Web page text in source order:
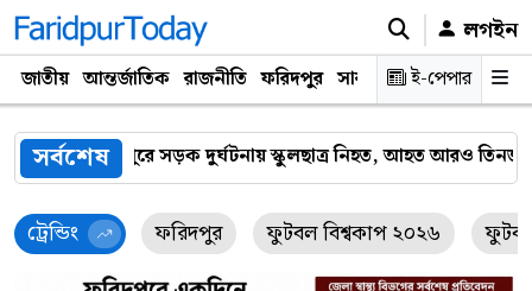
লগইন
জাতীয় আন্তর্জাতিক রাজনীতি ফরিদপুর সারাদেশ প্রযুক্তি
ই-পেপার
সর্বশেষনিহত, আহত আরও তিনজন ফরিদপুরে ভ্রাম্যমাণ
ট্রেন্ডিং ফরিদপুর ফুটবল বিশ্বকাপ ২০২৬